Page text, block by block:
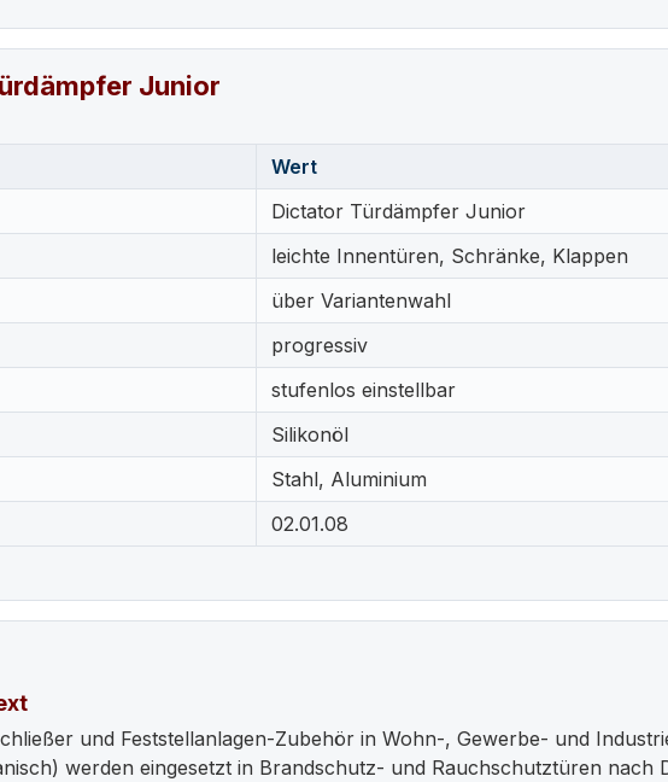
Junior
Wert
Dictator Türdämpfer Junior
leichte Innentüren, Schränke, Klappen
über Variantenwahl
progressiv
stufenlos einstellbar
Silikonöl
Stahl, Aluminium
02.01.08
und Feststellanlagen-Zubehör in Wohn-, Gewerbe- und
werden eingesetzt in Brandschutz- und Rauchschutztüren nach